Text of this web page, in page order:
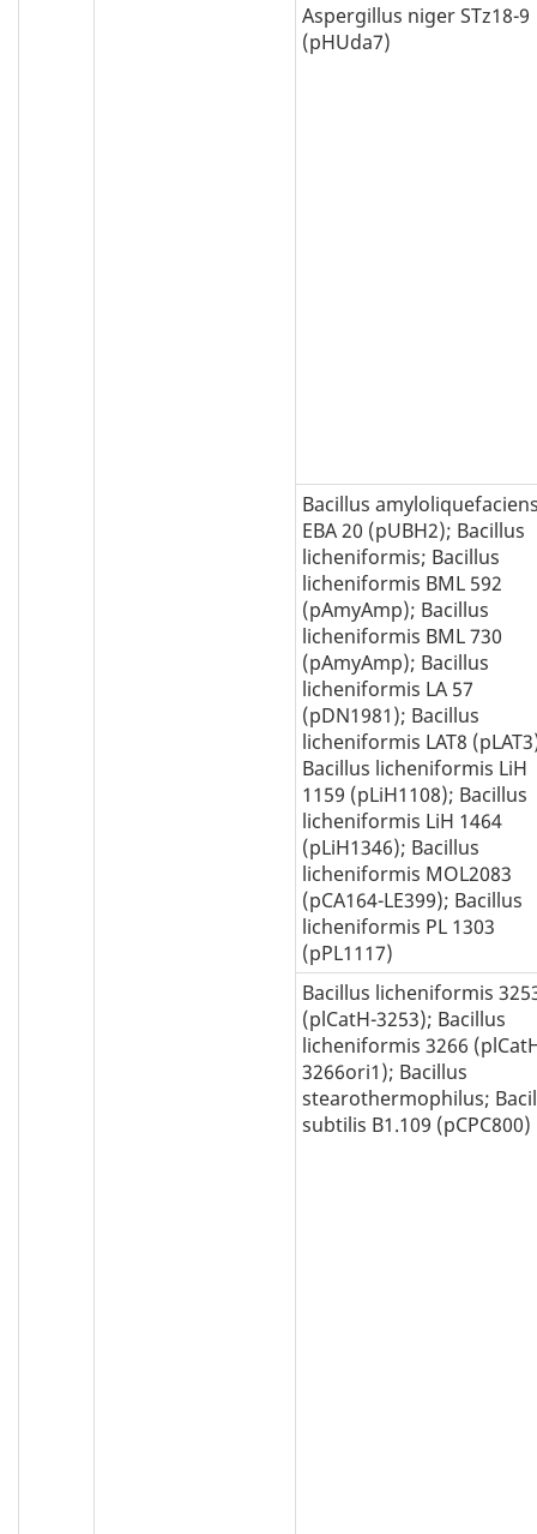
Aspergillus niger STz18-9
(pHUda7)
Bacillus
EBA 20 (pUBH2); Bacillus
licheniformis; Bacillus
licheniformis BML 592
(pAmyAmp); Bacillus
licheniformis BML 730
(pAmyAmp); Bacillus
licheniformis LA 57
(pDN1981); Bacillus
licheniformis LAT8
Bacillus licheniformis LiH
1159 (pLiH1108); Bacillus
licheniformis LiH 1464
(pLiH1346); Bacillus
licheniformis MOL2083
(pCA164-LE399); Bacillus
licheniformis PL 1303
(pPL1117)
Bacillus licheniformis
(plCatH-3253); Bacillus
licheniformis 3266
3266ori1); Bacillus
stearothermophilus;
subtilis B1.109 (pCPC800)